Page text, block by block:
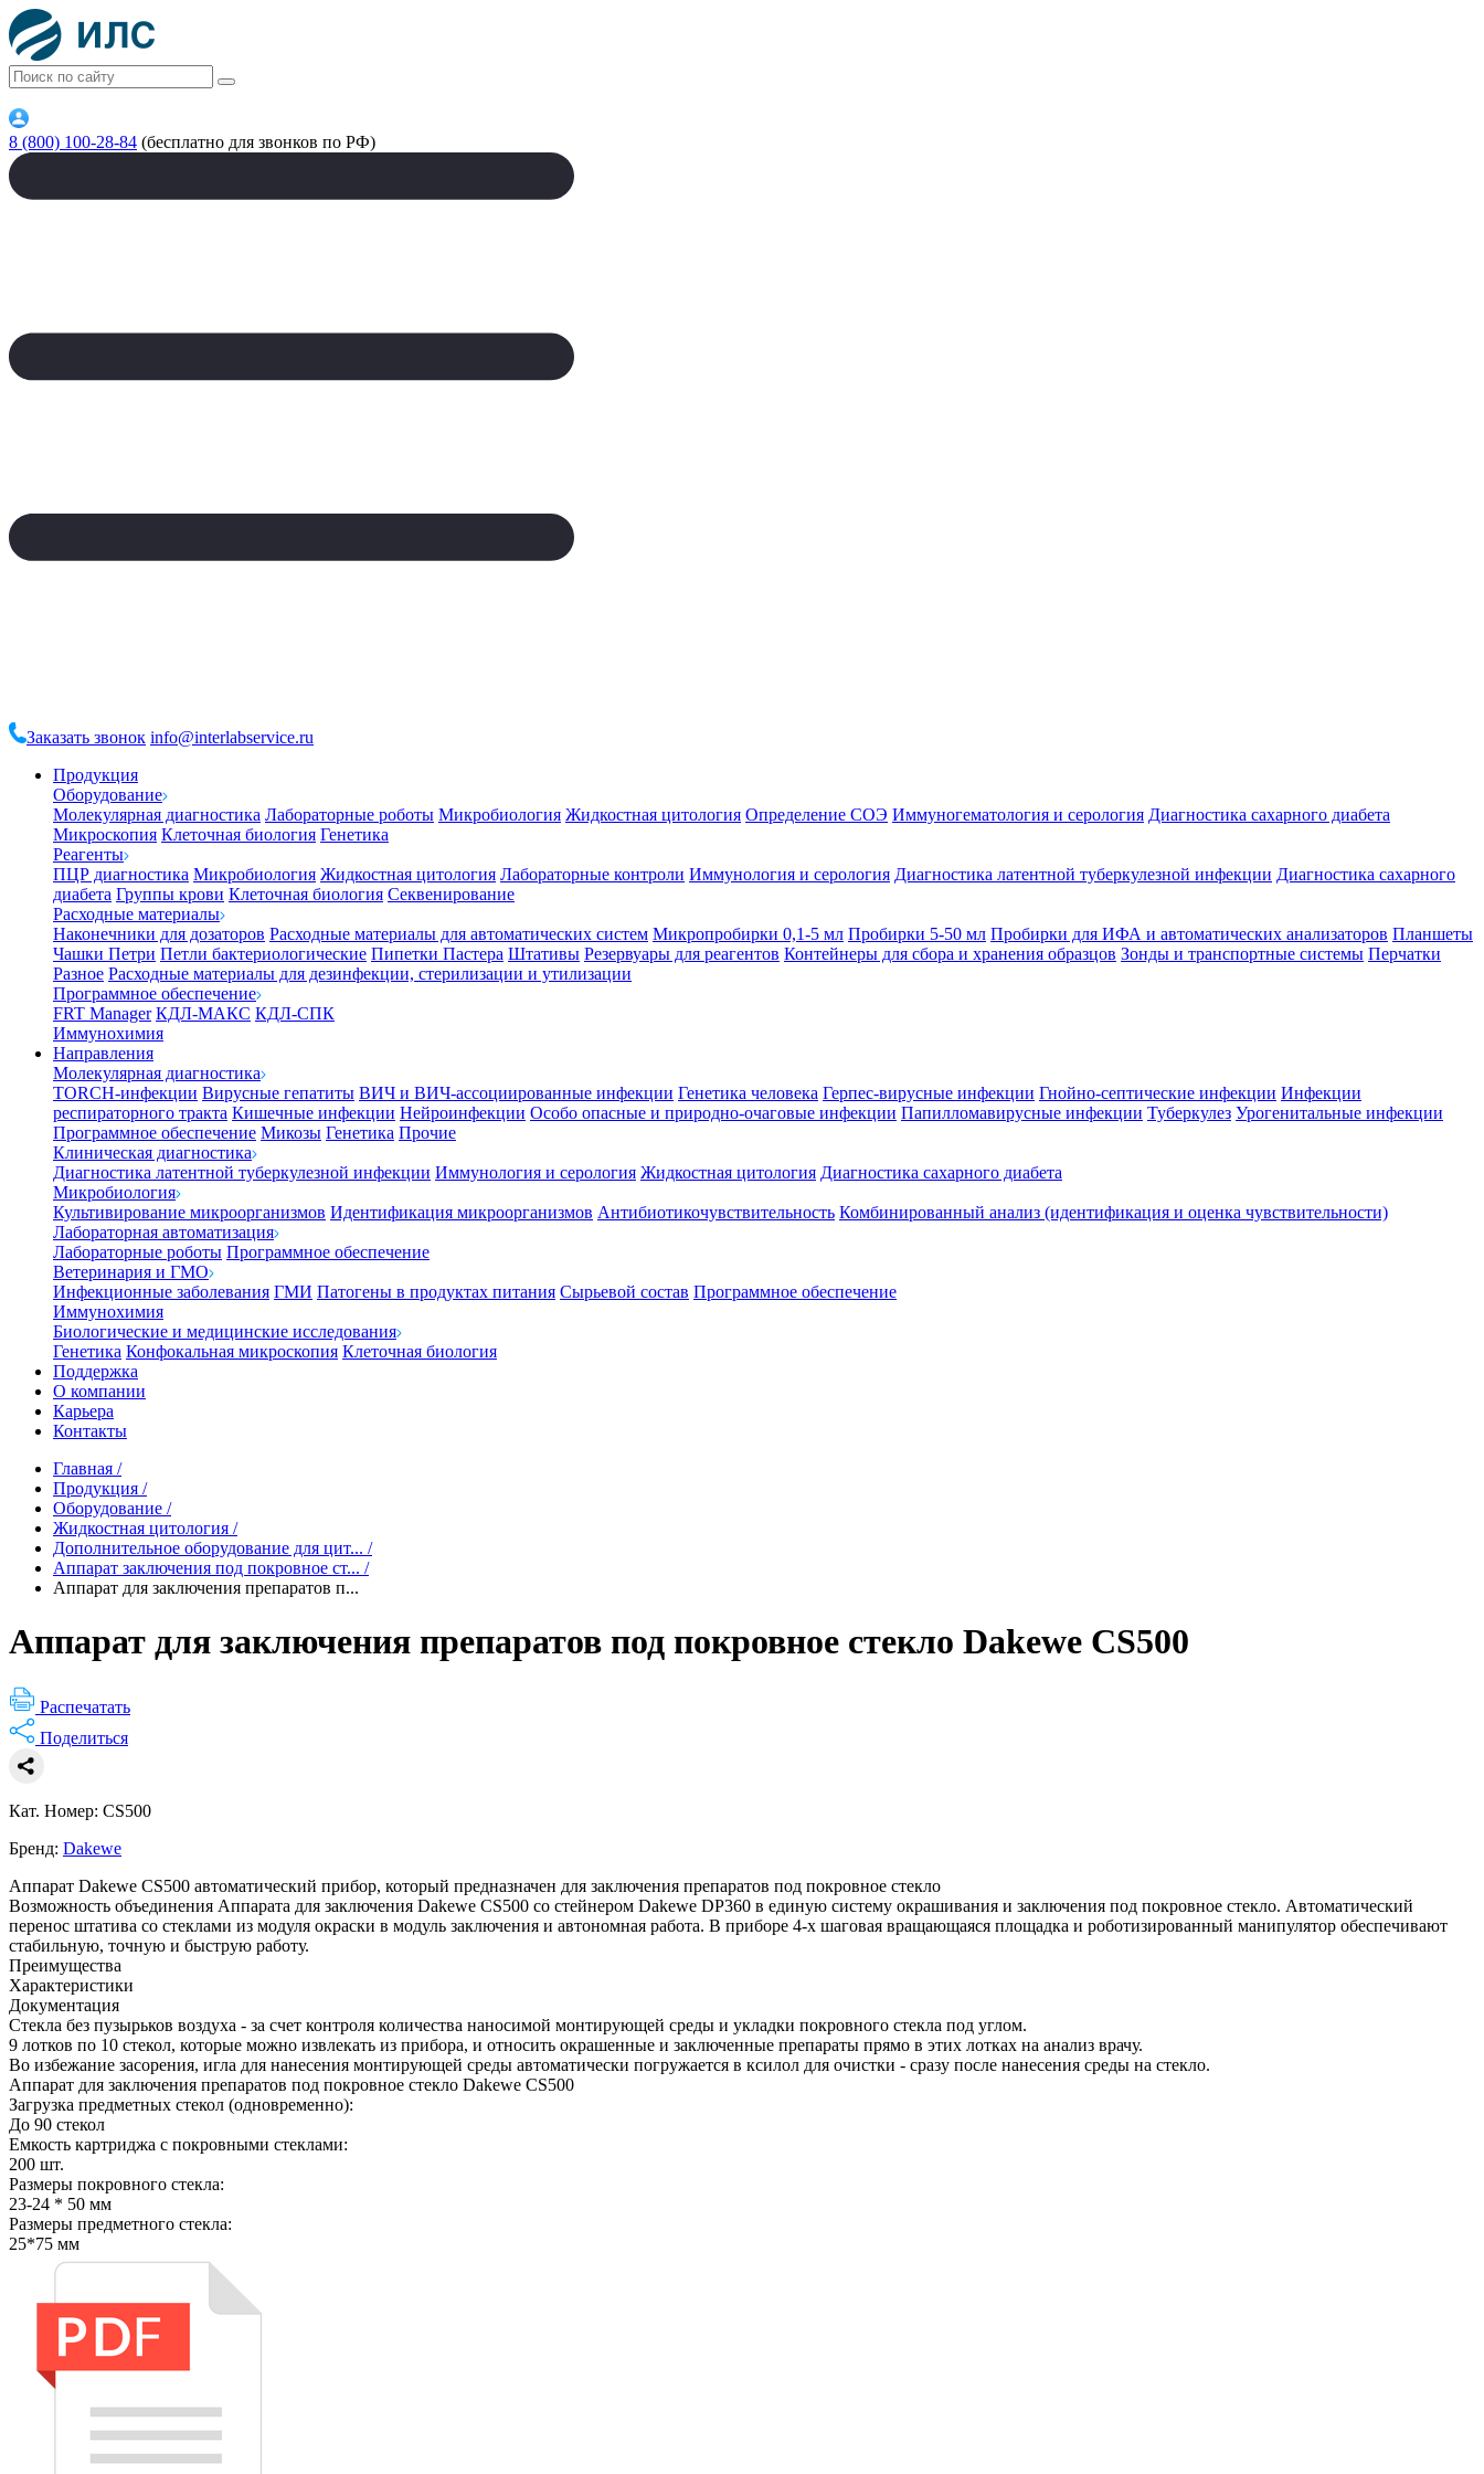
8 (800) 100-28-84 (бесплатно для звонков по РФ)
Заказать звонок info@interlabservice.ru
Продукция
Оборудование
Молекулярная диагностика Лабораторные роботы Микробиология Жидкостная цитология Определение СОЭ Иммуногематология и серология Диагностика сахарного диабета
Микроскопия Клеточная биология Генетика
Реагенты
ПЦР диагностика Микробиология Жидкостная цитология Лабораторные контроли Иммунология и серология Диагностика латентной туберкулезной инфекции Диагностика сахарного
диабета Группы крови Клеточная биология Секвенирование
Расходные материалы
Наконечники для дозаторов Расходные материалы для автоматических систем Микропробирки 0,1-5 мл Пробирки 5-50 мл Пробирки для ИФА и автоматических анализаторов Планшеты
Чашки Петри Петли бактериологические Пипетки Пастера Штативы Резервуары для реагентов Контейнеры для сбора и хранения образцов Зонды и транспортные системы Перчатки
Разное Расходные материалы для дезинфекции, стерилизации и утилизации
Программное обеспечение
FRT Manager КДЛ-МАКС КДЛ-СПК
Иммунохимия
Направления
Молекулярная диагностика
TORCH-инфекции Вирусные гепатиты ВИЧ и ВИЧ-ассоциированные инфекции Генетика человека Герпес-вирусные инфекции Гнойно-септические инфекции Инфекции
респираторного тракта Кишечные инфекции Нейроинфекции Особо опасные и природно-очаговые инфекции Папилломавирусные инфекции Туберкулез Урогенитальные инфекции
Программное обеспечение Микозы Генетика Прочие
Клиническая диагностика
Диагностика латентной туберкулезной инфекции Иммунология и серология Жидкостная цитология Диагностика сахарного диабета
Микробиология
Культивирование микроорганизмов Идентификация микроорганизмов Антибиотикочувствительность Комбинированный анализ (идентификация и оценка чувствительности)
Лабораторная автоматизация
Лабораторные роботы Программное обеспечение
Ветеринария и ГМО
Инфекционные заболевания ГМИ Патогены в продуктах питания Сырьевой состав Программное обеспечение
Иммунохимия
Биологические и медицинские исследования
Генетика Конфокальная микроскопия Клеточная биология
Поддержка
О компании
Карьера
Контакты
Главная /
Продукция /
Оборудование /
Жидкостная цитология /
Дополнительное оборудование для цит... /
Аппарат заключения под покровное ст... /
Аппарат для заключения препаратов п...
Аппарат для заключения препаратов под покровное стекло Dakewe CS500
Распечатать
Поделиться
Кат. Номер: CS500
Бренд: Dakewe
Аппарат Dakewe CS500 автоматический прибор, который предназначен для заключения препаратов под покровное стекло
Возможность объединения Аппарата для заключения Dakewe CS500 со стейнером Dakewe DP360 в единую систему окрашивания и заключения под покровное стекло. Автоматический
перенос штатива со стеклами из модуля окраски в модуль заключения и автономная работа. В приборе 4-х шаговая вращающаяся площадка и роботизированный манипулятор обеспечивают
стабильную, точную и быструю работу.
Преимущества
Характеристики
Документация
Стекла без пузырьков воздуха - за счет контроля количества наносимой монтирующей среды и укладки покровного стекла под углом.
9 лотков по 10 стекол, которые можно извлекать из прибора, и относить окрашенные и заключенные препараты прямо в этих лотках на анализ врачу.
Во избежание засорения, игла для нанесения монтирующей среды автоматически погружается в ксилол для очистки - сразу после нанесения среды на стекло.
Аппарат для заключения препаратов под покровное стекло Dakewe CS500
Загрузка предметных стекол (одновременно):
До 90 стекол
Емкость картриджа с покровными стеклами:
200 шт.
Размеры покровного стекла:
23-24 * 50 мм
Размеры предметного стекла:
25*75 мм